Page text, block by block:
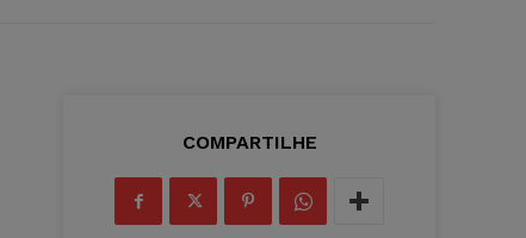
COMPARTILHE